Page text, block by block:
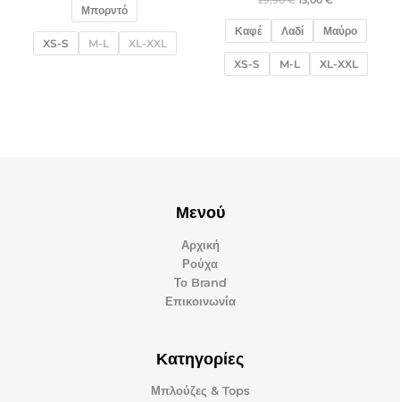
Μπορντό
XS-S M-L XL-XXL
Καφέ Λαδί Μαύρο
XS-S M-L XL-XXL
Μενού
Αρχική
Ρούχα
Το Brand
Επικοινωνία
Κατηγορίες
Μπλούζες & Tops